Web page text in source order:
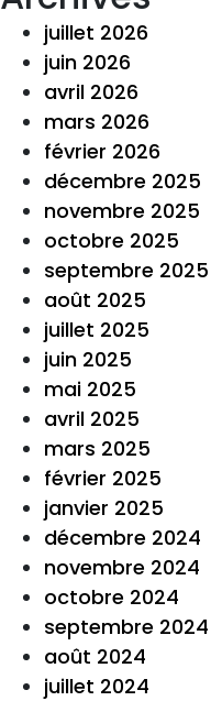
juillet 2026
juin 2026
avril 2026
mars 2026
février 2026
décembre 2025
novembre 2025
octobre 2025
septembre 2025
août 2025
juillet 2025
juin 2025
mai 2025
avril 2025
mars 2025
février 2025
janvier 2025
décembre 2024
novembre 2024
octobre 2024
septembre 2024
août 2024
juillet 2024